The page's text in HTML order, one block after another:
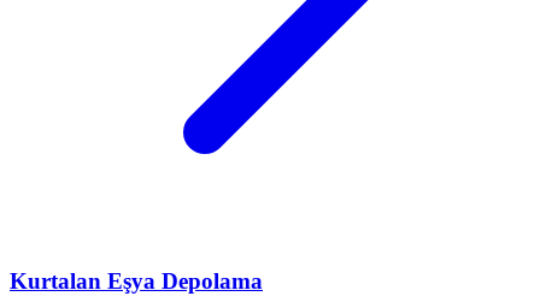
Kurtalan Eşya Depolama